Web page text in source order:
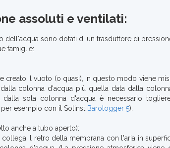
assoluti e ventilati:
dell'acqua sono dotati di un trasduttore di
famiglie:
creato il vuoto (o quasi), in questo modo viene
colonna d'acqua più quella data dalla
sola colonna d'acqua è necessario
esempio con il Solinst Barologger 5).
anche a tubo aperto):
il retro della membrana con l'aria in